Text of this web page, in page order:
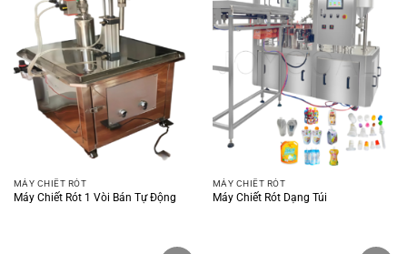
MÁY CHIẾT RÓT
Máy Chiết Rót 1 Vòi Bán Tự Động
MÁY CHIẾT RÓT
Máy Chiết Rót Dạng Túi